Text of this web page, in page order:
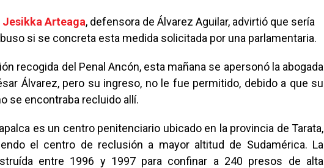
Jesikka Arteaga, defensora de Álvarez Aguilar, advirtió que sería
si se concreta esta medida solicitada por una parlamentaria.
recogida del Penal Ancón, esta mañana se apersonó la abogada
Álvarez, pero su ingreso, no le fue permitido, debido a que su
se encontraba recluido allí.
es un centro penitenciario ubicado en la provincia de Tarata,
el centro de reclusión a mayor altitud de Sudamérica. La
entre 1996 y 1997 para confinar a 240 presos de alta